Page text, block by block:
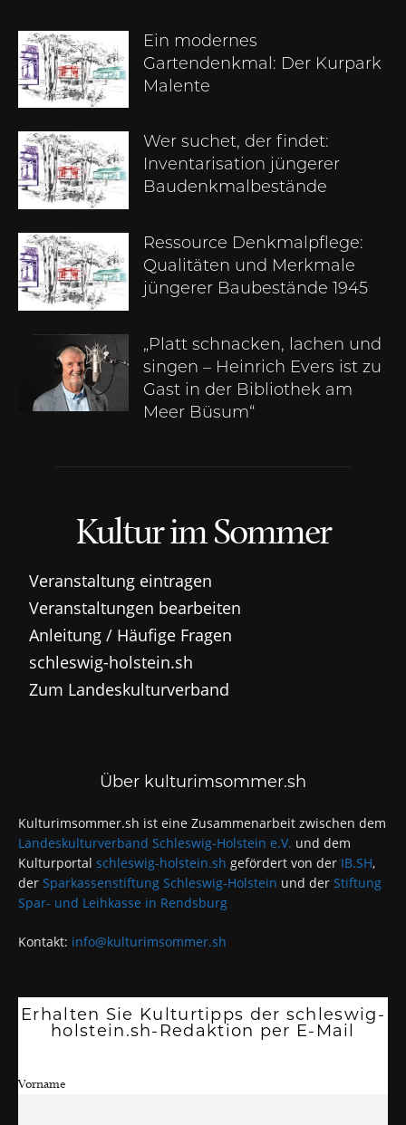
Ein modernes
Gartendenkmal: Der Kurpark
Malente
Wer suchet, der findet:
Inventarisation jüngerer
Baudenkmalbestände
Ressource Denkmalpflege:
Qualitäten und Merkmale
jüngerer Baubestände 1945
„Platt schnacken, lachen und
singen – Heinrich Evers ist zu
Gast in der Bibliothek am
Meer Büsum“
Kultur im Sommer
Veranstaltung eintragen
Veranstaltungen bearbeiten
Anleitung / Häufige Fragen
schleswig-holstein.sh
Zum Landeskulturverband
Über kulturimsommer.sh
Kulturimsommer.sh ist eine Zusammenarbeit zwischen dem
Landeskulturverband Schleswig-Holstein e.V. und dem
Kulturportal schleswig-holstein.sh gefördert von der IB.SH,
der Sparkassenstiftung Schleswig-Holstein und der Stiftung
Spar- und Leihkasse in Rendsburg
Kontakt: info@kulturimsommer.sh
Erhalten Sie Kulturtipps der schleswig-
holstein.sh-Redaktion per E-Mail
Vorname